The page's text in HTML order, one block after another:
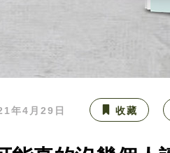
年4月29日 收藏